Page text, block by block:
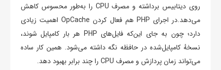
روی دیتابیس برداشته و مصرف CPU را به‌طور محسوس کاهش
می‌دهد.در اجرای PHP هم فعال کردن OpCache اهمیت زیادی
دارد؛ چون به جای این‌که فایل‌های PHP هر بار کامپایل شوند،
نسخهٔ کامپایل‌شده در حافظه نگه داشته می‌شود. همین کار ساده
می‌تواند زمان پردازش و مصرف CPU را چند برابر بهبود دهد.